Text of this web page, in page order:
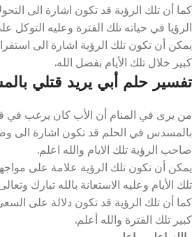
كما أن تلك الرؤية قد تكون اشارة الى
الرؤيا في حياته تلك الفترة وعليه التوكل
يمكن أن تكون تلك الرؤية اشارة الى
كبير خلال تلك الأيام بفضل الله.
تفسير حلم أبي يريد قتلي
من يرى في المنام أن الأب كان يرغب في
بالمسدس في الحلم قد تكون اشارة الى
صاحب الرؤية تلك الايام والله اعلم.
يمكن أن تكون تلك الرؤية علامة على
تلك الأيام وعليه الاستعانة بالله تبارك
كما أن تلك الرؤية قد تكون دلالة على
كبير تلك الفترة والله أعلم.